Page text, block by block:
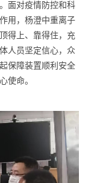
面对疫情防控和科
用，杨澄中重离子
得上、靠得住，充
人员坚定信心，众
保障装置顺利安全
使命。